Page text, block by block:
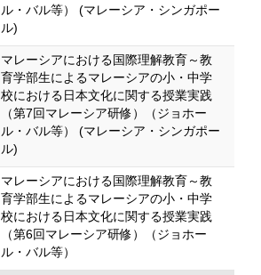
ル・バル等） (マレーシア・シンガポー
ル)
マレーシアにおける国際理解教育～教
育学部生によるマレーシアの小・中学
校における日本文化に関する授業実践
（第7回マレーシア研修）（ジョホー
ル・バル等） (マレーシア・シンガポー
ル)
マレーシアにおける国際理解教育～教
育学部生によるマレーシアの小・中学
校における日本文化に関する授業実践
（第6回マレーシア研修）（ジョホー
ル・バル等）